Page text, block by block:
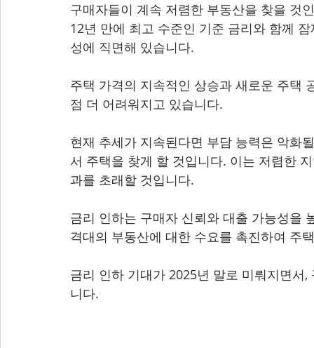
구매자들이 계속 저렴한 부동산을 찾을 것
12년 만에 최고 수준인 기준 금리와 함께
성에 직면해 있습니다.
주택 가격의 지속적인 상승과 새로운 주택
점 더 어려워지고 있습니다.
현재 추세가 지속된다면 부담 능력은 악화
서 주택을 찾게 할 것입니다. 이는 저렴한
과를 초래할 것입니다.
금리 인하는 구매자 신뢰와 대출 가능성을
격대의 부동산에 대한 수요를 촉진하여 주
금리 인하 기대가 2025년 말로 미뤄지면서
니다.